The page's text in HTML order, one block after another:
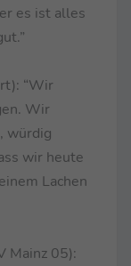
es ist alles
“Wir
Wir
würdig
wir heute
Lachen
Mainz 05):